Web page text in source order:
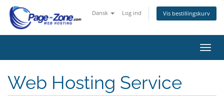
Dansk Log ind Vis bestillingskurv
Skift
Web Hosting Service